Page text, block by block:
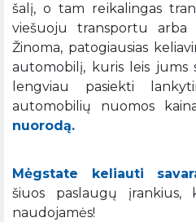
šalį, o tam reikalingas
viešuoju transportu arba
Žinoma, patogiausias
automobilį, kuris leis jums
lengviau pasiekti
automobilių nuomos
nuorodą.
Mėgstate keliauti
šiuos paslaugų įrankius,
naudojamės!